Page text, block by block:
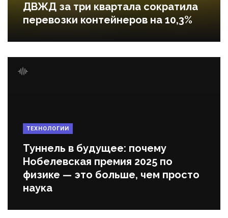
ДВЖД за три квартала сократила
перевозки контейнеров на 10,3%
ТЕХНОЛОГИИ
Туннель в будущее: почему
Нобелевская премия 2025 по
физике — это больше, чем просто
наука